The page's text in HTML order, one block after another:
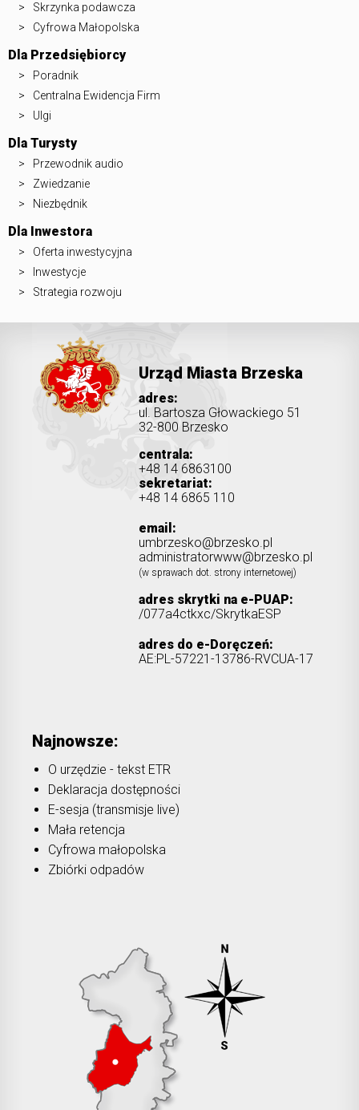
Skrzynka podawcza
Cyfrowa Małopolska
Dla Przedsiębiorcy
Poradnik
Centralna Ewidencja Firm
Ulgi
Dla Turysty
Przewodnik audio
Zwiedzanie
Niezbędnik
Dla Inwestora
Oferta inwestycyjna
Inwestycje
Strategia rozwoju
Najnowsze:
O urzędzie - tekst ETR
Deklaracja dostępności
E-sesja (transmisje live)
Mała retencja
Cyfrowa małopolska
Zbiórki odpadów
Urząd Miasta Brzeska
adres:
ul. Bartosza Głowackiego 51
32-800 Brzesko
centrala:
+48 14 6863100
sekretariat:
+48 14 6865 110
email:
umbrzesko@brzesko.pl
administratorwww@brzesko.pl
(w sprawach dot. strony internetowej)
adres skrytki na e-PUAP:
/077a4ctkxc/SkrytkaESP
adres do e-Doręczeń:
AE:PL-57221-13786-RVCUA-17